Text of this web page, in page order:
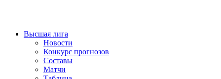
Высшая лига
Новости
Конкурс прогнозов
Составы
Матчи